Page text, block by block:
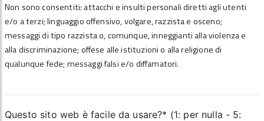
Non sono consentiti: attacchi e insulti personali diretti agli utenti
e/o a terzi; linguaggio offensivo, volgare, razzista e osceno;
messaggi di tipo razzista o, comunque, inneggianti alla violenza e
alla discriminazione; offese alle istituzioni o alla religione di
qualunque fede; messaggi falsi e/o diffamatori.
Questo sito web è facile da usare?* (1: per nulla - 5: